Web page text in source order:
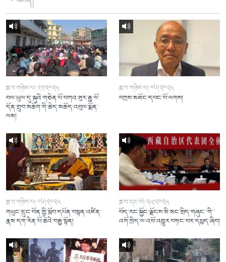
ཟླ་བ་གཉིས་པ། ༡༡།༢༠༢༥
བལ་ཡུལ་དུ་སྐུའི་གཅེན་པོ་བཀའ་ཟུར་རྒྱ་ལོ་
དོན་གྲུབ་མཆོག་གི་ཆེད་མཆོད་འབུལ་སྨོན་
ལམ།
ཟླ་བ་གཉིས་པ། ༠༦།༢༠༢༥
བཀྲས་མཐོང་དབང་བོ་ལགས།
ཟླ་བ་གཉིས་པ། ༠༦།༢༠༢༥
གཡུང་དྲུང་བོན་གྱི་སློབ་དཔོན་བསྟན་འཛིན་
རྣམ་དག་རིན་པོ་ཆེའི་བརྒྱ་སྟོན།
ཟླ་བ་དང་པོ། ༢༥།༢༠༢༥
བོད་རང་སྐྱོང་ལྗོངས་མི་མང་སྲིད་གཞུང་་གི་་
འགོ་ཁྲིད་ལ་འཕོ་འགྱུར་བཏང་བར་དཔྱད་ཞིབ།